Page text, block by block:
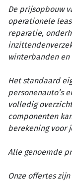
De prijsopbouw
operationele
reparatie,
winterbanden en
Het standaard
personenauto’s
volledig
componenten
berekening voor
Alle genoemde
Onze offertes